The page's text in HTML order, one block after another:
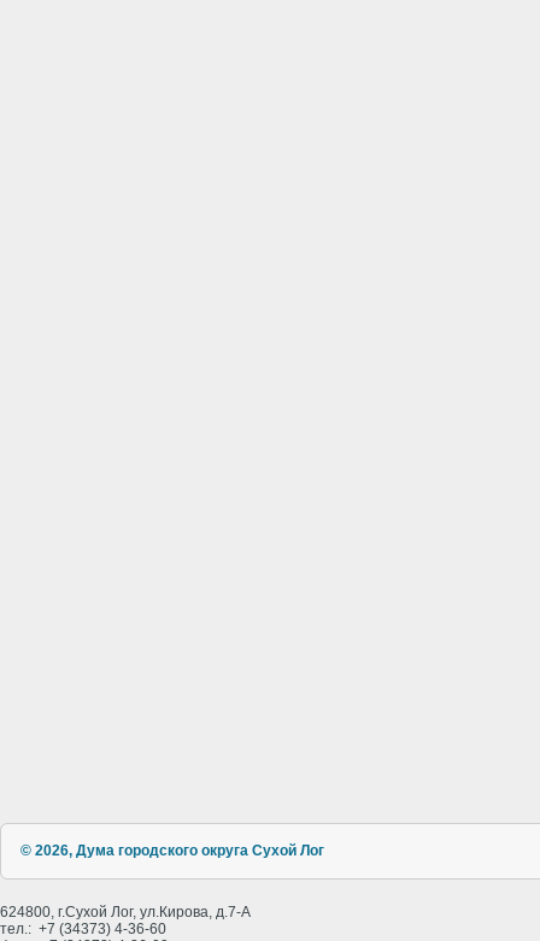
© 2026, Дума городского округа Сухой Лог
624800, г.Сухой Лог, ул.Кирова, д.7-А
тел.: +7 (34373) 4-36-60